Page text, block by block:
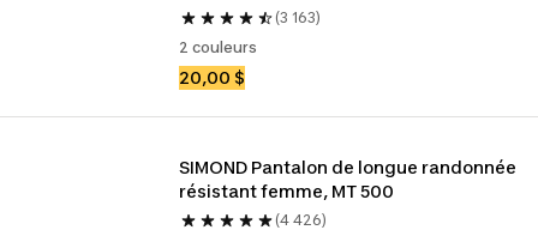
(3 163)
2 couleurs
20,00 $
SIMOND Pantalon de longue randonnée
résistant femme, MT 500
(4 426)